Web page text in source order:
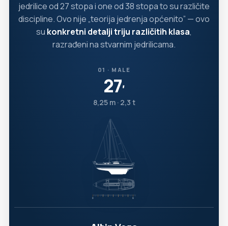
jedrilice od 27 stopa i one od 38 stopa to su različite
discipline. Ovo nije „teorija jedrenja općenito” — ovo
su konkretni detalji triju različitih klasa,
razrađeni na stvarnim jedrilicama.
01 · MALE
27′
8,25 m · 2,3 t